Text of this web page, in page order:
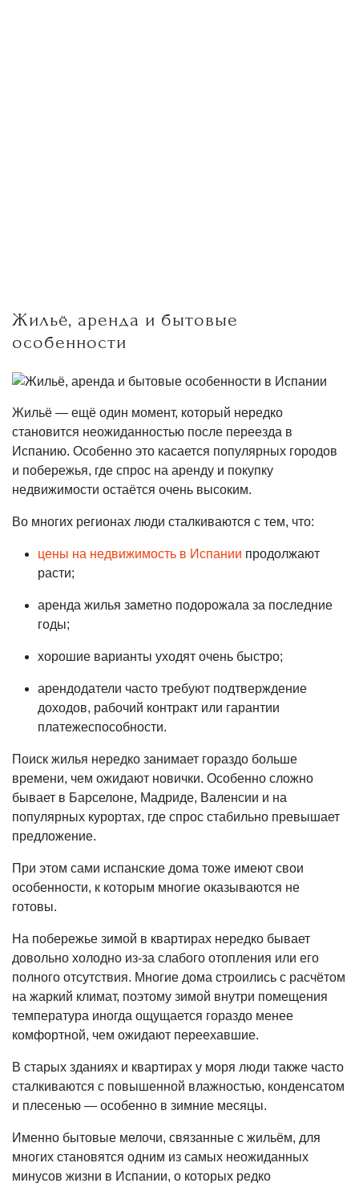
Жильё, аренда и бытовые
особенности
Жильё — ещё один момент, который нередко
становится неожиданностью после переезда в
Испанию. Особенно это касается популярных городов
и побережья, где спрос на аренду и покупку
недвижимости остаётся очень высоким.
Во многих регионах люди сталкиваются с тем, что:
цены на недвижимость в Испании продолжают
расти;
аренда жилья заметно подорожала за последние
годы;
хорошие варианты уходят очень быстро;
арендодатели часто требуют подтверждение
доходов, рабочий контракт или гарантии
платежеспособности.
Поиск жилья нередко занимает гораздо больше
времени, чем ожидают новички. Особенно сложно
бывает в Барселоне, Мадриде, Валенсии и на
популярных курортах, где спрос стабильно превышает
предложение.
При этом сами испанские дома тоже имеют свои
особенности, к которым многие оказываются не
готовы.
На побережье зимой в квартирах нередко бывает
довольно холодно из-за слабого отопления или его
полного отсутствия. Многие дома строились с расчётом
на жаркий климат, поэтому зимой внутри помещения
температура иногда ощущается гораздо менее
комфортной, чем ожидают переехавшие.
В старых зданиях и квартирах у моря люди также часто
сталкиваются с повышенной влажностью, конденсатом
и плесенью — особенно в зимние месяцы.
Именно бытовые мелочи, связанные с жильём, для
многих становятся одним из самых неожиданных
минусов жизни в Испании, о которых редко